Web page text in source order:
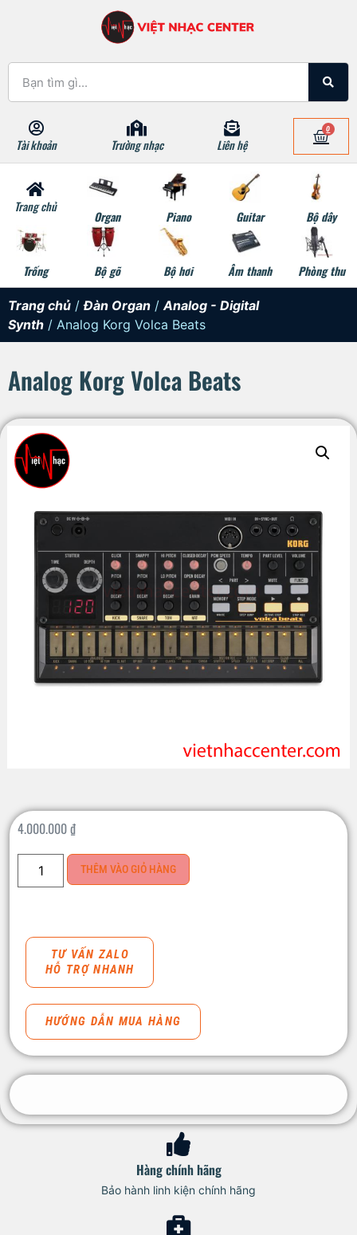
Tài khoản Trường nhạc Liên hệ
0
Trang chủ
Organ Piano Guitar Bộ dây
Trống Bộ gõ Bộ hơi Âm thanh Phòng thu
Trang chủ /Đàn Organ / Analog - Digital
Synth / Analog Korg Volca Beats
Analog Korg Volca Beats
4.000.000₫
THÊM VÀO GIỎ HÀNG
TƯ VẤN ZALO
HỖ TRỢ NHANH
HƯỚNG DẪN MUA HÀNG
Hàng chính hãng
Bảo hành linh kiện chính hãng